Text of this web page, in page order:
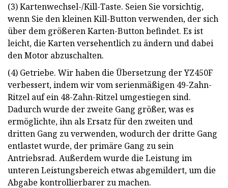
(3) Kartenwechsel-/Kill-Taste. Seien Sie vorsichtig,
wenn Sie den kleinen Kill-Button verwenden, der sich
über dem größeren Karten-Button befindet. Es ist
leicht, die Karten versehentlich zu ändern und dabei
den Motor abzuschalten.
(4) Getriebe. Wir haben die Übersetzung der YZ450F
verbessert, indem wir vom serienmäßigen 49-Zahn-
Ritzel auf ein 48-Zahn-Ritzel umgestiegen sind.
Dadurch wurde der zweite Gang größer, was es
ermöglichte, ihn als Ersatz für den zweiten und
dritten Gang zu verwenden, wodurch der dritte Gang
entlastet wurde, der primäre Gang zu sein
Antriebsrad. Außerdem wurde die Leistung im
unteren Leistungsbereich etwas abgemildert, um die
Abgabe kontrollierbarer zu machen.